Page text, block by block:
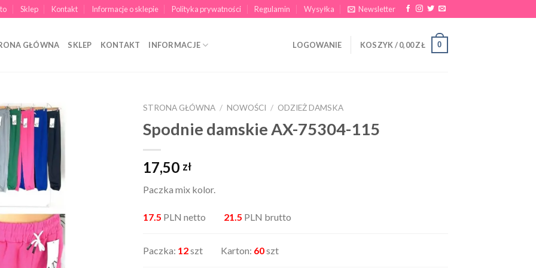
Sklep Kontakt Informacje o sklepie Polityka prywatności Regulamin Wysyłka Newsletter
GŁÓWNA SKLEP KONTAKT INFORMACJE LOGOWANIE KOSZYK /0,00ZŁ 0
STRONA GŁÓWNA / NOWOŚCI / ODZIEŻ DAMSKA
Spodnie damskie AX-75304-115
17,50 zł
Paczka mix kolor.
17.5 PLN netto 21.5 PLN brutto
Paczka: 12szt Karton: 60szt